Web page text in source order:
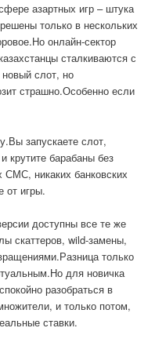
азартных игр – штука
только в нескольких
онлайн-сектор
сталкиваются с
новый слот, но
страшно.Особенно если
запускаете слот,
крутите барабаны без
СМС, никаких банковских
от игры.
доступны все те же
скаттеров, wild-замены,
только
для новичка
разобраться в
и только потом,
ставки.